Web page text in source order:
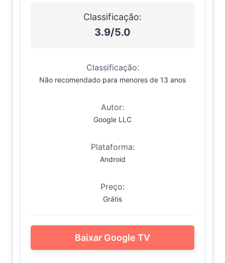
Classificação:
3.9/5.0
Classificação:
Não recomendado para menores de 13 anos
Autor:
Google LLC
Plataforma:
Android
Preço:
Grátis
Baixar Google TV